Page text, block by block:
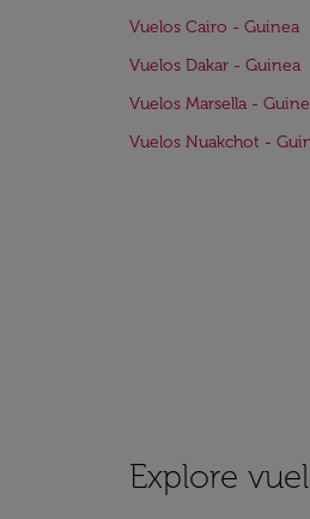
Vuelos Cairo - Guinea
Vuelos Dakar - Guinea
Vuelos Marsella -
Vuelos Nuakchot -
Explore